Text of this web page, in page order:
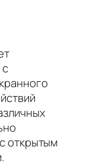
открытым